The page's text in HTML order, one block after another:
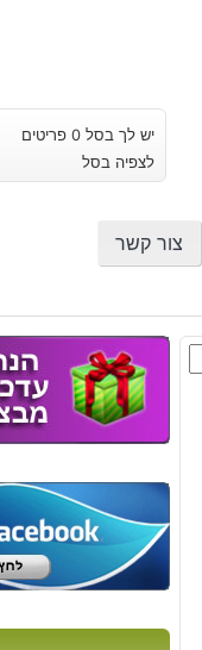
יש לך בסל 0 פריטים
לצפיה בסל
צור קשר